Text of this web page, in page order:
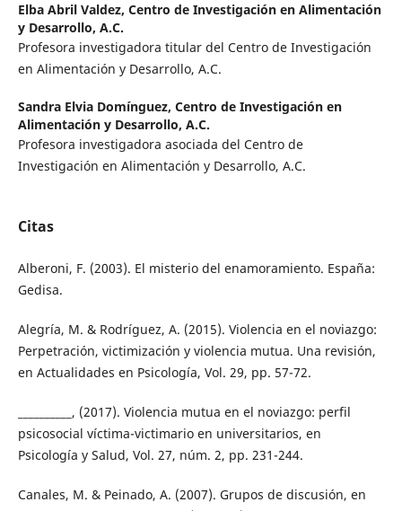
Elba Abril Valdez, Centro de Investigación en Alimentación
y Desarrollo, A.C.
Profesora investigadora titular del Centro de Investigación
en Alimentación y Desarrollo, A.C.
Sandra Elvia Domínguez, Centro de Investigación en
Alimentación y Desarrollo, A.C.
Profesora investigadora asociada del Centro de
Investigación en Alimentación y Desarrollo, A.C.
Citas
Alberoni, F. (2003). El misterio del enamoramiento. España:
Gedisa.
Alegría, M. & Rodríguez, A. (2015). Violencia en el noviazgo:
Perpetración, victimización y violencia mutua. Una revisión,
en Actualidades en Psicología, Vol. 29, pp. 57-72.
__________, (2017). Violencia mutua en el noviazgo: perfil
psicosocial víctima-victimario en universitarios, en
Psicología y Salud, Vol. 27, núm. 2, pp. 231-244.
Canales, M. & Peinado, A. (2007). Grupos de discusión, en